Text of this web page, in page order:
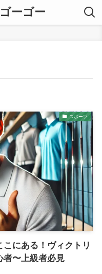
ーゴー
スポーツ
こにある！ヴィクトリ
者〜上級者必見